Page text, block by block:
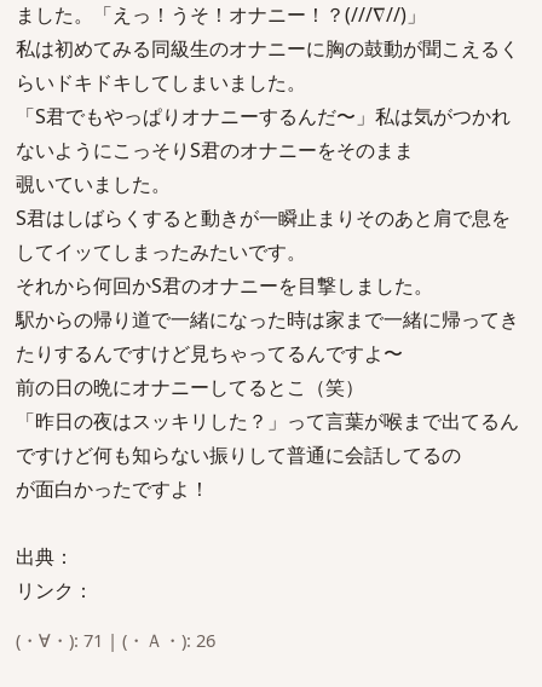
ました。「えっ！うそ！オナニー！？(///∇//)」
私は初めてみる同級生のオナニーに胸の鼓動が聞こえるく
らいドキドキしてしまいました。
「S君でもやっぱりオナニーするんだ〜」私は気がつかれ
ないようにこっそりS君のオナニーをそのまま
覗いていました。
S君はしばらくすると動きが一瞬止まりそのあと肩で息を
してイッてしまったみたいです。
それから何回かS君のオナニーを目撃しました。
駅からの帰り道で一緒になった時は家まで一緒に帰ってき
たりするんですけど見ちゃってるんですよ〜
前の日の晩にオナニーしてるとこ（笑）
「昨日の夜はスッキリした？」って言葉が喉まで出てるん
ですけど何も知らない振りして普通に会話してるの
が面白かったですよ！
出典：
リンク：
(・∀・): 71 | (・Ａ・): 26